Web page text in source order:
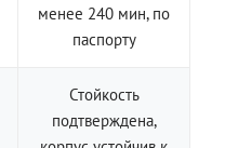
менее 240 мин, по
паспорту
Стойкость
подтверждена,